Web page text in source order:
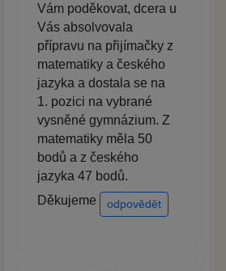
Vám poděkovat, dcera u
Vás absolvovala
přípravu na přijímačky z
matematiky a českého
jazyka a dostala se na
1. pozici na vybrané
vysněné gymnázium. Z
matematiky měla 50
bodů a z českého
jazyka 47 bodů.
Děkujeme
odpovědět